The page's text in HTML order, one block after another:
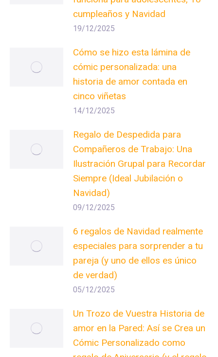
cumpleaños y Navidad
19/12/2025
Cómo se hizo esta lámina de
cómic personalizada: una
historia de amor contada en
cinco viñetas
14/12/2025
Regalo de Despedida para
Compañeros de Trabajo: Una
Ilustración Grupal para Recordar
Siempre (Ideal Jubilación o
Navidad)
09/12/2025
6 regalos de Navidad realmente
especiales para sorprender a tu
pareja (y uno de ellos es único
de verdad)
05/12/2025
Un Trozo de Vuestra Historia de
amor en la Pared: Así se Crea un
Cómic Personalizado como